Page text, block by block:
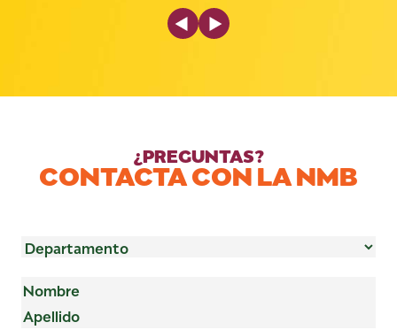
Previous Slide
Next Slide
¿PREGUNTAS?
CONTACTA CON LA NMB
Departamento(Obligatorio)
Nombre
Nombre